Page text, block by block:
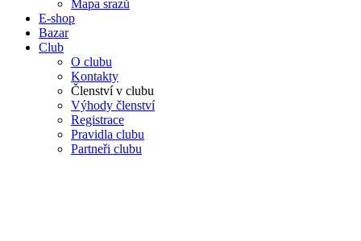
Mapa srazů
E-shop
Bazar
Club
O clubu
Kontakty
Členství v clubu
Výhody členství
Registrace
Pravidla clubu
Partneři clubu